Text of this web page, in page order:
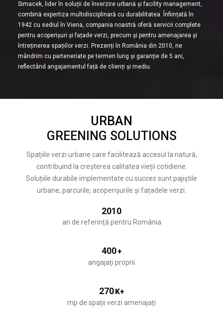
Simacek, lider în soluții de înverzire urbană și facility management,
combină expertiza multidisciplinară cu durabilitatea. Înființată în
1942 cu sediul în Viena, compania noastră oferă servicii complete
pentru acoperișuri și fațade verzi, precum și pentru amenajarea și
întreținerea spațiilor verzi. Prezenți în România din 2010, ne
mândrim cu parteneriate pe termen lung și garanție de 5 ani,
reflectând angajamentul față de clienți și mediu.
URBAN
GREENING SOLUTIONS
Spațiile verzi urbane care facilitează accesul la natură,
contribuind la creșterea calitatea vieții cotidiene.
Soluțiile durabile implementate cu succes sunt pajiștile
urbane, parcurile, acoperișurile și fațadele verzi.
2010
an de referință pentru România
400+
angajați proprii
270K+
mp de spații verzi amenajați